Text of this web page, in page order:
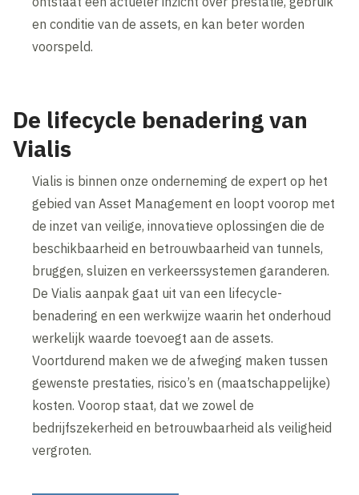
en conditie van de assets, en kan beter worden
voorspeld.
De lifecycle benadering van
Vialis
Vialis is binnen onze onderneming de expert op het
gebied van Asset Management en loopt voorop met
de inzet van veilige, innovatieve oplossingen die de
beschikbaarheid en betrouwbaarheid van tunnels,
bruggen, sluizen en verkeerssystemen garanderen.
De Vialis aanpak gaat uit van een lifecycle-
benadering en een werkwijze waarin het onderhoud
werkelijk waarde toevoegt aan de assets.
Voortdurend maken we de afweging maken tussen
gewenste prestaties, risico’s en (maatschappelijke)
kosten. Voorop staat, dat we zowel de
bedrijfszekerheid en betrouwbaarheid als veiligheid
vergroten.